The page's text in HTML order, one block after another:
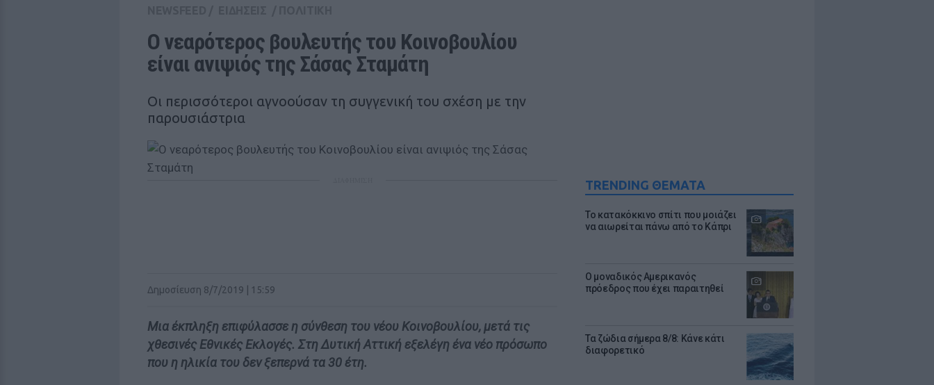
TRENDING ΘΕΜΑΤΑ
Το κατακόκκινο σπίτι που μοιάζει
να αιωρείται πάνω από το Κάπρι
Ο μοναδικός Αμερικανός
πρόεδρος που έχει παραιτηθεί
Τα ζώδια σήμερα 8/8: Κάνε κάτι
διαφορετικό
Ο νεαρότερος βουλευτής του Κοινοβουλίου
είναι ανιψιός της Σάσας Σταμάτη
Οι περισσότεροι αγνοούσαν τη συγγενική του σχέση με την
παρουσιάστρια
Δημοσίευση 8/7/2019 | 15:59
Μια έκπληξη επιφύλασσε η σύνθεση του νέου Κοινοβουλίου, μετά τις
χθεσινές Εθνικές Εκλογές. Στη Δυτική Αττική εξελέγη ένα νέο πρόσωπο
που η ηλικία του δεν ξεπερνά τα 30 έτη.